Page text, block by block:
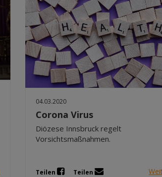
04.03.2020
Corona Virus
Diözese Innsbruck regelt
Vorsichtsmaßnahmen.
Teilen Teilen